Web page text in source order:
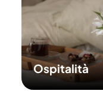
Ospitalità